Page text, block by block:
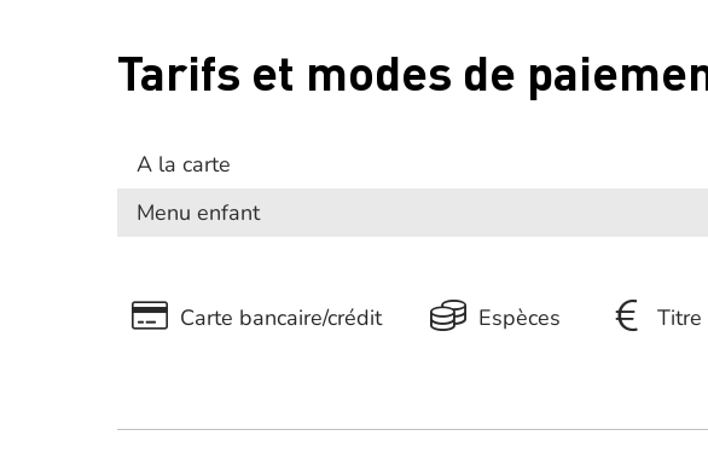
Tarifs et modes de
A la carte
Menu enfant
Carte bancaire/crédit Espèces Titre